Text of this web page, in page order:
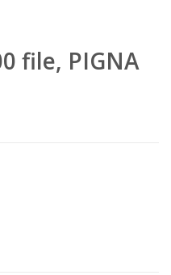
file, PIGNA